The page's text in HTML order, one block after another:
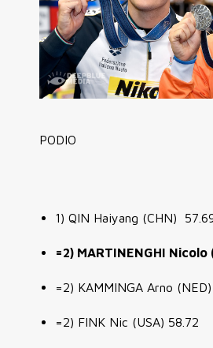
PODIO
1) QIN Haiyang (CHN)
=2) MARTINENGHI Nicolo
=2) KAMMINGA Arno
=2) FINK Nic (USA) 58.72